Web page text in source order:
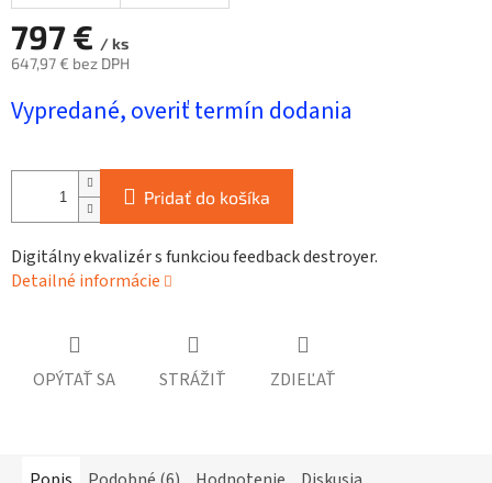
797 € / ks
647,97 € bez DPH
cena:
Vypredané, overiť termín dodania
Pridať do košíka
Digitálny ekvalizér s funkciou feedback destroyer.
Detailné informácie
OPÝTAŤ SA STRÁŽIŤ ZDIEĽAŤ